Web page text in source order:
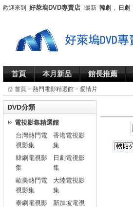
歡迎來到 好萊塢DVD專賣店 !最新 韓劇 , 日劇
首頁 本月新品 館長推薦
首頁 > 熱門電影精選館 > 愛情片
DVD分類
電視影集精選館
台灣熱門電
視影集
香港電視影
集
韓劇電視影
集
日劇電視影
集
歐美熱門電
視影集
大陸電視影
集
泰劇電視影
新加坡電視